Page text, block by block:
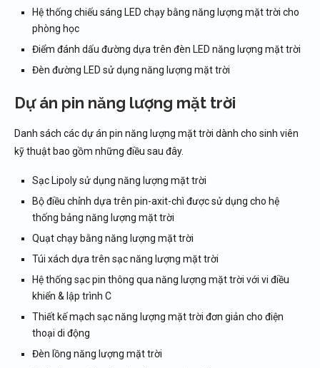
Hệ thống chiếu sáng LED chạy bằng năng lượng mặt trời cho
phòng học
Điểm đánh dấu đường dựa trên đèn LED năng lượng mặt trời
Đèn đường LED sử dụng năng lượng mặt trời
Dự án pin năng lượng mặt trời
Danh sách các dự án pin năng lượng mặt trời dành cho sinh viên
kỹ thuật bao gồm những điều sau đây.
Sạc Lipoly sử dụng năng lượng mặt trời
Bộ điều chỉnh dựa trên pin-axit-chì được sử dụng cho hệ
thống bảng năng lượng mặt trời
Quạt chạy bằng năng lượng mặt trời
Túi xách dựa trên sạc năng lượng mặt trời
Hệ thống sạc pin thông qua năng lượng mặt trời với vi điều
khiển & lập trình C
Thiết kế mạch sạc năng lượng mặt trời đơn giản cho điện
thoại di động
Đèn lồng năng lượng mặt trời